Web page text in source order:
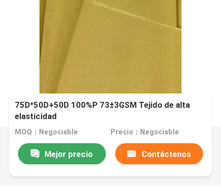
75D*50D+50D 100%P 73±3GSM Tejido de alta
elasticidad
MOQ：Negociable Precio：Negociable
Mejor precio Contáctenos